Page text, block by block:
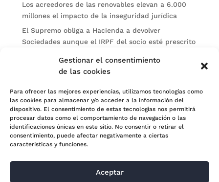
Gestionar el consentimiento
de las cookies
Para ofrecer las mejores experiencias, utilizamos tecnologías como
las cookies para almacenar y/o acceder a la información del
dispositivo. El consentimiento de estas tecnologías nos permitirá
procesar datos como el comportamiento de navegación o las
identificaciones únicas en este sitio. No consentir o retirar el
consentimiento, puede afectar negativamente a ciertas
características y funciones.
Aceptar
Los acreedores de las renovables elevan a 6.000
millones el impacto de la inseguridad jurídica
El Supremo obliga a Hacienda a devolver
Sociedades aunque el IRPF del socio esté prescrito
La CNMC sanciona a Telefónica Audiovisual Digital
por incumplir obligaciones de accesibilidad
Categorías
Actualidad
Noticias Jurídicas
Subastas